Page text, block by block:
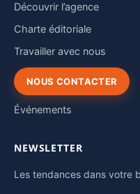
Découvrir l’agence
Charte éditoriale
Travailler avec nous
NOUS CONTACTER
Événements
NEWSLETTER
Les tendances dans votre